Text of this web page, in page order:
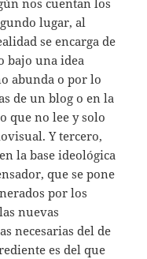
nos cuentan los
lugar, al
se encarga de
bajo una idea
abunda o por lo
de un blog o en la
que no lee y solo
Y tercero,
la base ideológica
que se pone
por los
nuevas
necesarias del de
es del que